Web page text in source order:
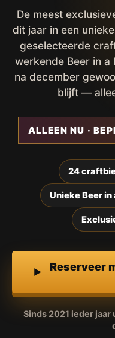
De meest
dit jaar in een
geselecteerde
werkende Beer in a
na december
blijft —
ALLEEN NU ·
24
Unieke Beer
Reserveer
Sinds 2021 ieder